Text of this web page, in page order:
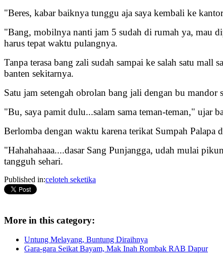
"Beres, kabar baiknya tunggu aja saya kembali ke
"Bang, mobilnya nanti jam 5 sudah di rumah ya, mau
harus tepat waktu pulangnya.
Tanpa terasa bang zali sudah sampai ke salah satu
banten sekitarnya.
Satu jam setengah obrolan bang jali dengan bu
"Bu, saya pamit dulu...salam sama teman-teman," ujar
Berlomba dengan waktu karena terikat Sumpah
"Hahahahaaa....dasar Sang Punjangga, udah mulai
tangguh sehari.
Published in:celoteh seketika
More in this category:
Untung Melayang, Buntung Diraihnya
Gara-gara Seikat Bayam, Mak Inah Rombak RAB Dapur